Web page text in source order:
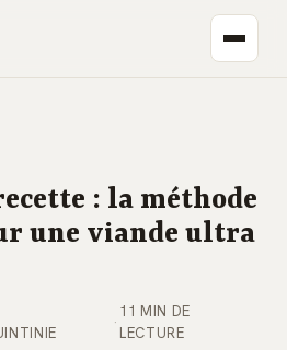
: la méthode
une viande ultra
·
11 MIN DE
LECTURE